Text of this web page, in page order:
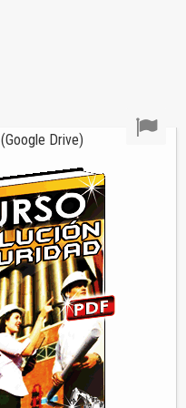
(Google Drive)